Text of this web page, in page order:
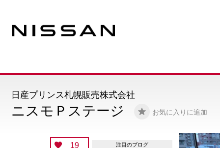
ニスモＰステージ お気に入りに追加
日産プリンス札幌販売株式会社
17 注目のブログ